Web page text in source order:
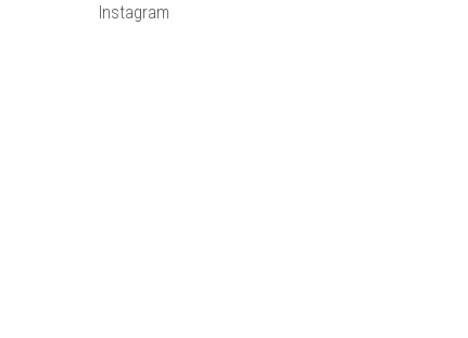
Instagram